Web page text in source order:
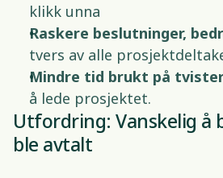
klikk unna
Raskere beslutninger,
tvers av alle
Mindre tid brukt på
å lede prosjektet.
Utfordring: Vanskelig å
ble avtalt